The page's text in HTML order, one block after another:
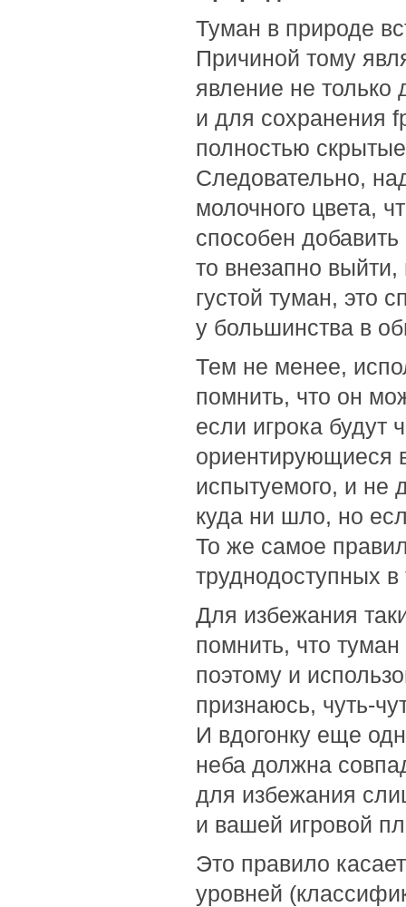
Туман в природе
Причиной тому
явление не
и для сохранения
полностью
Следовательно,
молочного цвета,
способен
то внезапно
густой туман, это
у большинства в
Тем не менее,
помнить, что он
если игрока будут
ориентирующиеся
испытуемого, и не
куда ни шло, но
То же самое
труднодоступных в
Для избежания
помнить, что
поэтому и
признаюсь, чуть-
И вдогонку еще
неба должна
для избежания
и вашей игровой
Это правило
уровней